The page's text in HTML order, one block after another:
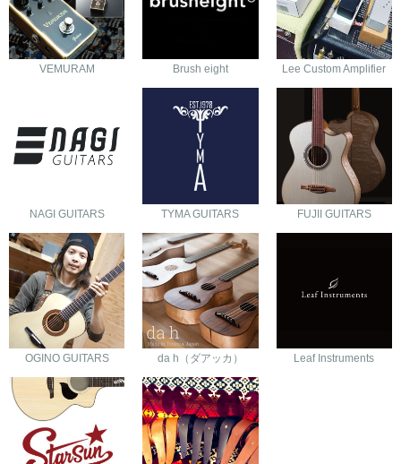
VEMURAM Brush eight Lee Custom Amplifier
NAGI GUITARS TYMA GUITARS FUJII GUITARS
OGINO GUITARS da h（ダアッカ） Leaf Instruments